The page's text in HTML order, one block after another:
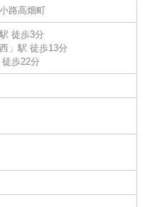
路高畑町
徒歩3分
」駅 徒歩13分
徒歩22分